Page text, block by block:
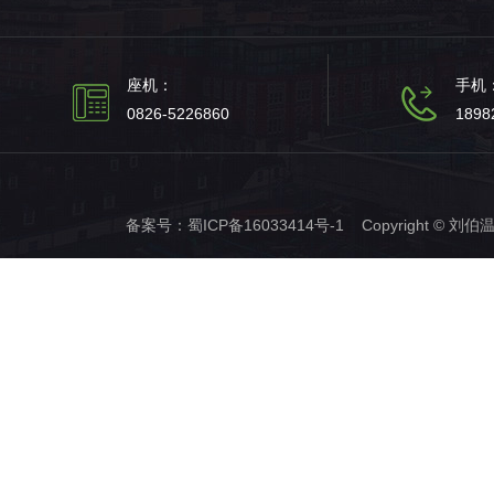
座机：
0826-5226860
手机
备案号： 蜀ICP备16033414号-1 Copyright © 刘伯